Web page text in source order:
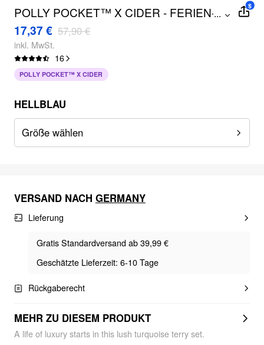
POLLY POCKET™️ X CIDER - FERIEN-
TAGE-SET KURVE & PLUS
...
17,37 € 57,90 €
inkl. MwSt.
16
$
POLLY POCKET™ X CIDER
HELLBLAU
Größe wählen
VERSAND NACH GERMANY
Lieferung
Gratis Standardversand ab 39,99 €
Geschätzte Lieferzeit: 6-10 Tage
Rückgaberecht
MEHR ZU DIESEM PRODUKT
A life of luxury starts in this lush turquoise terry set.